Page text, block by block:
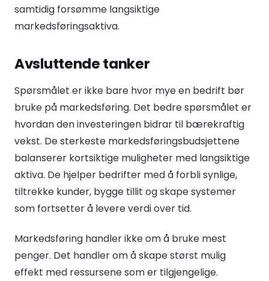
samtidig forsømme langsiktige
markedsføringsaktiva.
Avsluttende tanker
Spørsmålet er ikke bare hvor mye en bedrift bør
bruke på markedsføring. Det bedre spørsmålet er
hvordan den investeringen bidrar til bærekraftig
vekst. De sterkeste markedsføringsbudsjettene
balanserer kortsiktige muligheter med langsiktige
aktiva. De hjelper bedrifter med å forbli synlige,
tiltrekke kunder, bygge tillit og skape systemer
som fortsetter å levere verdi over tid.
Markedsføring handler ikke om å bruke mest
penger. Det handler om å skape størst mulig
effekt med ressursene som er tilgjengelige.